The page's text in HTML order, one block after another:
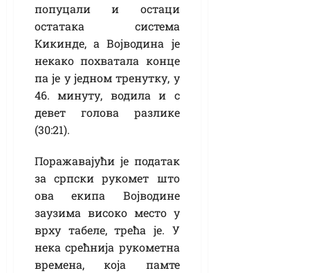
попуцали и остаци
остатака система
Кикинде, а Војводина је
некако похватала конце
па је у једном тренутку, у
46. минуту, водила и с
девет голова разлике
(30:21).
Поражавајући је податак
за српски рукомет што
ова екипа Војводине
заузима високо место у
врху табеле, трећа је. У
нека срећнија рукометна
времена, која памте